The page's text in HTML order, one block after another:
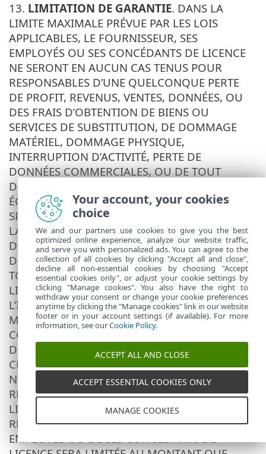
13. LIMITATION DE GARANTIE. DANS LA
LIMITE MAXIMALE PRÉVUE PAR LES LOIS
APPLICABLES, LE FOURNISSEUR, SES
EMPLOYÉS OU SES CONCÉDANTS DE LICENCE
NE SERONT EN AUCUN CAS TENUS POUR
RESPONSABLES D’UNE QUELCONQUE PERTE
DE PROFIT, REVENUS, VENTES, DONNÉES, OU
DES FRAIS D’OBTENTION DE BIENS OU
SERVICES DE SUBSTITUTION, DE DOMMAGE
MATÉRIEL, DOMMAGE PHYSIQUE,
INTERRUPTION D’ACTIVITÉ, PERTE DE
DONNÉES COMMERCIALES, OU DE TOUT
DOMMAGE DIRECT, INDIRECT, FORTUIT,
ÉCONOMIQUE, DE GARANTIE, PUNITIF,
SPÉCIAL OU CORRÉLATIF, QUELLE QU’EN SOIT
LA CAUSE ET QUE CE DOMMAGE DÉCOULE
D’UNE RESPONSABILITÉ CONTRACTUELLE,
DÉLICTUELLE OU D’UNE NÉGLIGENCE OU DE
TOUTE AUTRE THÉORIE DE RESPONSABILITÉ,
LIÉE À L’INSTALLATION, À L’UTILISATION OU À
L’IMPOSSIBILITÉ D’UTILISER LE LOGICIEL,
MÊME SI LE FOURNISSEUR OU SES
CONCÉDANTS DE LICENCE ONT ÉTÉ AVERTIS
DE L’ÉVENTUALITÉ D’UN TEL DOMMAGE.
CERTAINS PAYS ET CERTAINES LOIS
N’AUTORISANT PAS L’EXCLUSION DE
RESPONSABILITÉ, MAIS AUTORISANT LA
LIMITATION DE RESPONSABILITÉ, LA
RESPONSABILITÉ DU FOURNISSEUR, DE SES
EMPLOYÉS OU DE SES CONCÉDANTS DE
Your account, your cookies
choice
We and our partners use cookies to give you the best
optimized online experience, analyze our website traffic,
and serve you with personalized ads. You can agree to the
collection of all cookies by clicking "Accept all and close",
decline all non-essential cookies by choosing "Accept
essential cookies only", or adjust your cookie settings by
clicking "Manage cookies". You also have the right to
withdraw your consent or change your cookie preferences
anytime by clicking the "Manage cookies" link in our website
footer or in your account settings (if available). For more
information, see ourCookie Policy.
ACCEPT ALL AND CLOSE
ACCEPT ESSENTIAL COOKIES ONLY
MANAGE COOKIES